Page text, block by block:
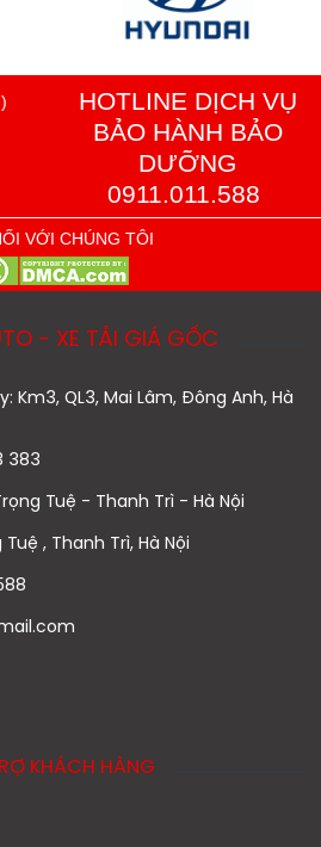
HOTLINE DỊCH VỤ
BẢO HÀNH BẢO
DƯỠNG
0911.011.588
VỚI CHÚNG TÔI
- XE TẢI GIÁ GỐC
Km3, QL3, Mai Lâm, Đông Anh, Hà
383
Tuệ - Thanh Trì - Hà Nội
, Thanh Trì, Hà Nội
KHÁCH HÀNG